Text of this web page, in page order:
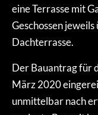
eine Terrasse mit
Geschossen
Dachterrasse.
Der Bauantrag für
März 2020
unmittelbar nach